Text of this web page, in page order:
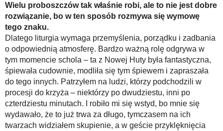
Wielu proboszczów tak właśnie robi, ale to nie jest dobre
rozwiązanie, bo w ten sposób rozmywa się wymowę
tego znaku.
Dlatego liturgia wymaga przemyślenia, porządku i zadbania
o odpowiednią atmosferę. Bardzo ważną rolę odgrywa w
tym momencie schola – ta z Nowej Huty była fantastyczna,
śpiewała cudownie, modliła się tym śpiewem i zapraszała
do tego innych. Patrzyłem na ludzi, którzy podchodzili w
procesji do krzyża – niektórzy po dwudziestu, inni po
czterdziestu minutach. I robiło mi się wstyd, bo mnie się
wydawało, że to już trwa za długo, tymczasem na ich
twarzach widziałem skupienie, a w geście przyklęknięcia